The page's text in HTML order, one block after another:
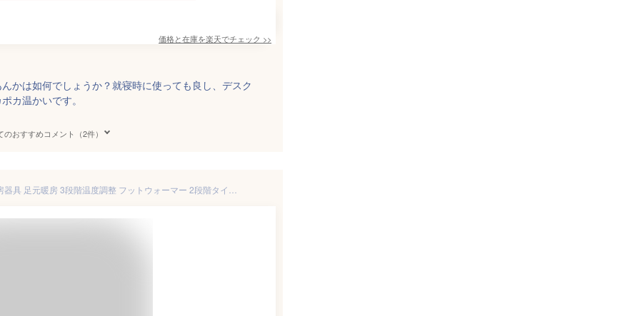
価格と在庫を楽天でチェック >>
かは如何でしょうか？就寝時に使っても良し、デスク
カ温かいです。
のおすすめコメント（2件）